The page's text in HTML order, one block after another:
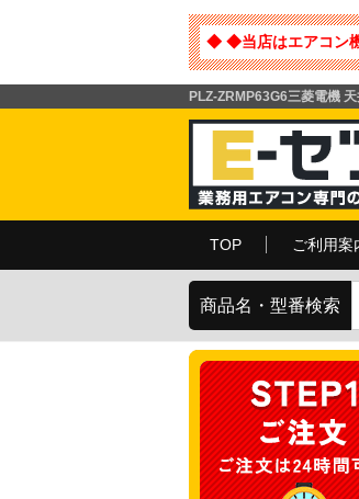
◆ ◆当店はエアコン
PLZ-ZRMP63G6三菱電機
TOP ご利用案
商品名・型番検索